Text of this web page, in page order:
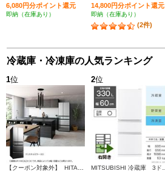
6,080円分ポイント還元
即納（在庫あり）
14,800円分ポイント還元
即納（在庫あり）
(2件)
冷蔵庫・冷凍庫の人気ランキング
1位 2位